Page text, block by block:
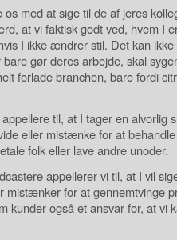
med at sige til de af jeres
at vi faktisk godt ved, hvem I
I ikke ændrer stil. Det kan
gør deres arbejde, skal
forlade branchen, bare fordi
til, at I tager en alvorlig
eller mistænke for at
folk eller lave andre unoder.
appellerer vi til, at I vil
mistænker for at gennemtvinge
kunder også et ansvar for, at vi